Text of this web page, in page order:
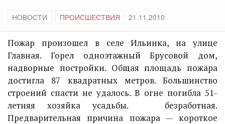
НОВОСТИ ПРОИСШЕСТВИЯ 21.11.2010
Пожар произошел в селе Ильинка, на улице
Главная. Горел одноэтажный Брусовой дом,
надворные постройки. Общая площадь пожара
достигла 87 квадратных метров. Большинство
строений спасти не удалось. В огне погибла 51-
летняя хозяйка усадьбы. безработная.
Предварительная причина пожара — короткое